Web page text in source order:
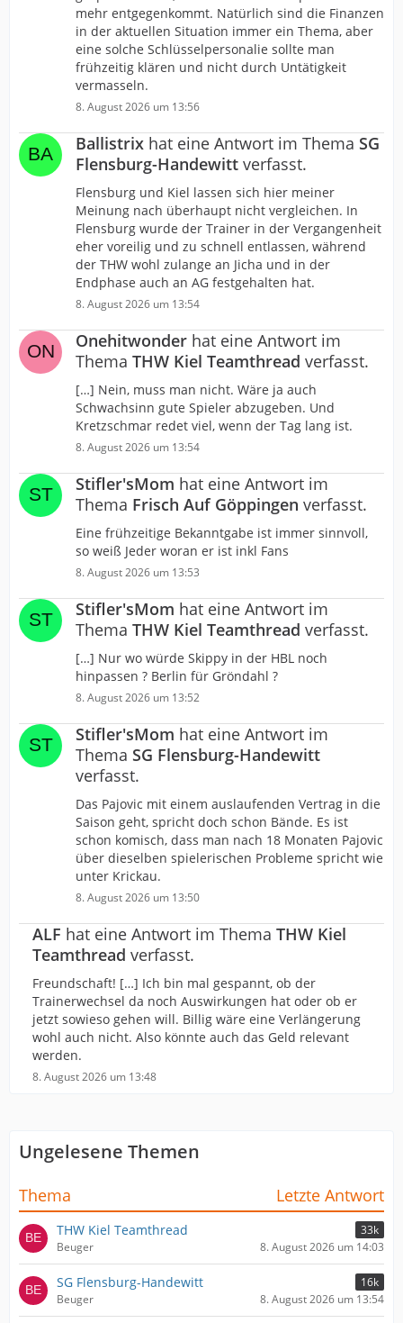
mehr entgegenkommt. Natürlich sind die Finanzen
in der aktuellen Situation immer ein Thema, aber
eine solche Schlüsselpersonalie sollte man
frühzeitig klären und nicht durch Untätigkeit
vermasseln.
8. August 2026 um 13:56
Ballistrix hat eine Antwort im Thema SG
Flensburg-Handewitt verfasst.
Flensburg und Kiel lassen sich hier meiner
Meinung nach überhaupt nicht vergleichen. In
Flensburg wurde der Trainer in der Vergangenheit
eher voreilig und zu schnell entlassen, während
der THW wohl zulange an Jicha und in der
Endphase auch an AG festgehalten hat.
8. August 2026 um 13:54
Onehitwonder hat eine Antwort im
Thema THW Kiel Teamthread verfasst.
[…] Nein, muss man nicht. Wäre ja auch
Schwachsinn gute Spieler abzugeben. Und
Kretzschmar redet viel, wenn der Tag lang ist.
8. August 2026 um 13:54
Stifler'sMom hat eine Antwort im
Thema Frisch Auf Göppingen verfasst.
Eine frühzeitige Bekanntgabe ist immer sinnvoll,
so weiß Jeder woran er ist inkl Fans
8. August 2026 um 13:53
Stifler'sMom hat eine Antwort im
Thema THW Kiel Teamthread verfasst.
[…] Nur wo würde Skippy in der HBL noch
hinpassen ? Berlin für Gröndahl ?
8. August 2026 um 13:52
Stifler'sMom hat eine Antwort im
Thema SG Flensburg-Handewitt
verfasst.
Das Pajovic mit einem auslaufenden Vertrag in die
Saison geht, spricht doch schon Bände. Es ist
schon komisch, dass man nach 18 Monaten Pajovic
über dieselben spielerischen Probleme spricht wie
unter Krickau.
8. August 2026 um 13:50
ALF hat eine Antwort im Thema THW Kiel
Teamthread verfasst.
Freundschaft! […] Ich bin mal gespannt, ob der
Trainerwechsel da noch Auswirkungen hat oder ob er
jetzt sowieso gehen will. Billig wäre eine Verlängerung
wohl auch nicht. Also könnte auch das Geld relevant
werden.
8. August 2026 um 13:48
Ungelesene Themen
Thema Letzte Antwort
THW Kiel Teamthread
33k
Beuger
8. August 2026 um 14:03
SG Flensburg-Handewitt
16k
Beuger
8. August 2026 um 13:54